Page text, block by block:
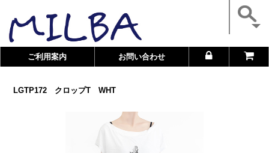
ご利用案内 お問い合わせ
LGTP172 クロップT WHT